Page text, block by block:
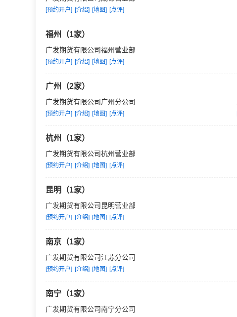
的期银转帐业务。此外，技术部门
有员工408人，80%为本科以上学
展望未来，广发期货公司将致力于
管理期货基金的世界一流的具期货
[预约开户] [介绍] [地图] [点评]
福州（1家）
广发期货有限公司福州营业部
[预约开户] [介绍] [地图] [点评]
广州（2家）
广发期货有限公司广州分公司
[预约开户] [介绍] [地图] [点评]
杭州（1家）
广发期货有限公司杭州营业部
[预约开户] [介绍] [地图] [点评]
昆明（1家）
广发期货有限公司昆明营业部
[预约开户] [介绍] [地图] [点评]
南京（1家）
广发期货有限公司江苏分公司
[预约开户] [介绍] [地图] [点评]
南宁（1家）
广发期货有限公司南宁分公司